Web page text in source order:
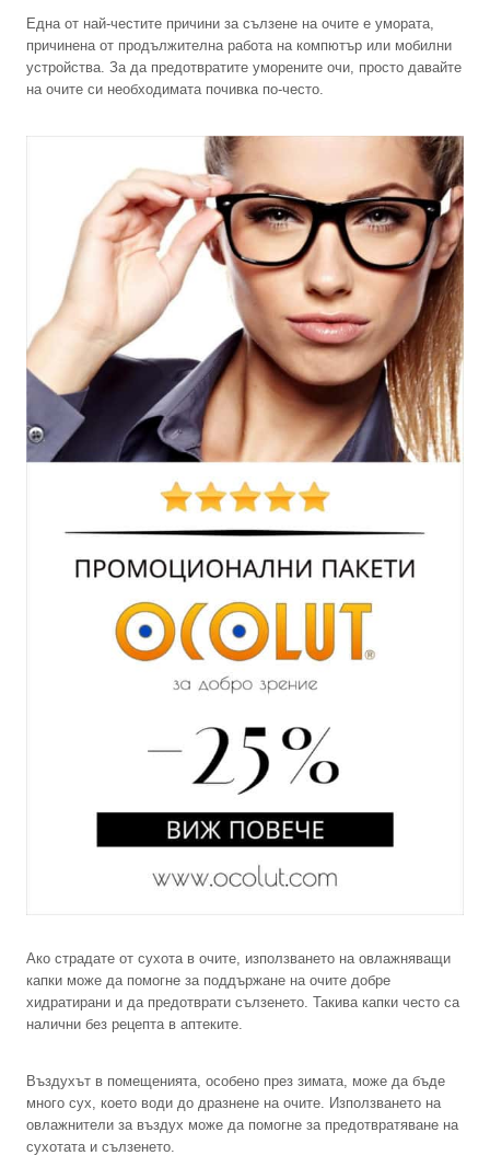
Една от най-честите причини за сълзене на очите е умората,
причинена от продължителна работа на компютър или мобилни
устройства. За да предотвратите уморените очи, просто давайте
на очите си необходимата почивка по-често.
Ако страдате от сухота в очите, използването на овлажняващи
капки може да помогне за поддържане на очите добре
хидратирани и да предотврати сълзенето. Такива капки често са
налични без рецепта в аптеките.
Въздухът в помещенията, особено през зимата, може да бъде
много сух, което води до дразнене на очите. Използването на
овлажнители за въздух може да помогне за предотвратяване на
сухотата и сълзенето.